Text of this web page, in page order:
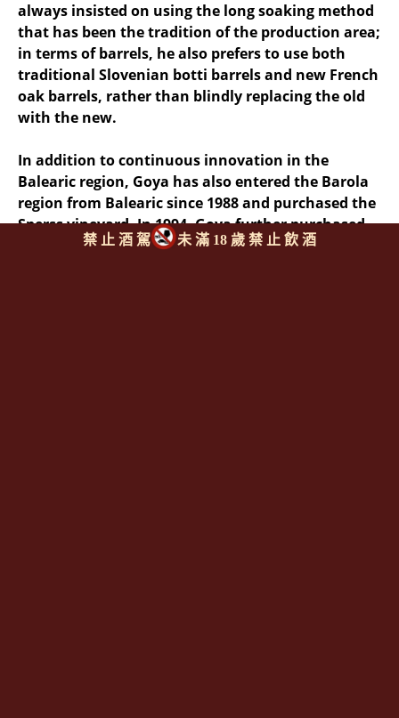
always insisted on using the long soaking method
that has been the tradition of the production area;
in terms of barrels, he also prefers to use both
traditional Slovenian botti barrels and new French
oak barrels, rather than blindly replacing the old
with the new.
In addition to continuous innovation in the
Balearic region, Goya has also entered the Barola
region from Balearic since 1988 and purchased the
Sperss vineyard. In 1994, Goya further purchased
the 27-hectare Pieve Santa Restituta estate in
禁 止 酒 駕 未 滿 18 歲 禁 止 飲 酒